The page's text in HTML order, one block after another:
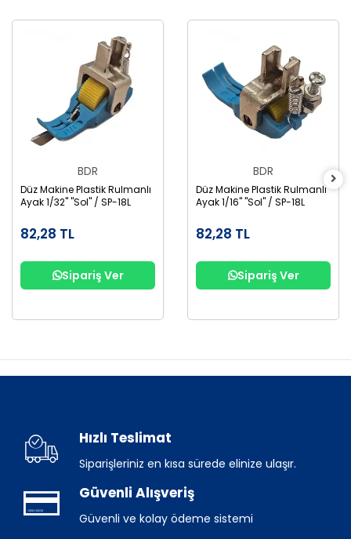
BDR
Düz Makine Plastik Rulmanlı
Ayak 1/32" "Sol" / SP-18L
82,28 TL
Sipariş Ver
BDR
Düz Makine Plastik Rulmanlı
Ayak 1/16" "Sol" / SP-18L
82,28 TL
Sipariş Ver
Hızlı Teslimat
Siparişleriniz en kısa sürede elinize ulaşır.
Güvenli Alışveriş
Güvenli ve kolay ödeme sistemi